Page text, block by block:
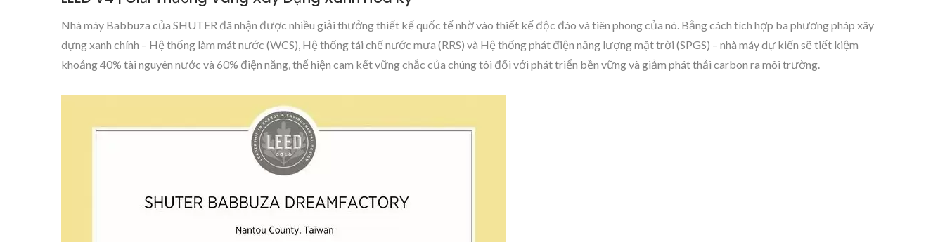
Nhà máy Babbuza của SHUTER đã nhận được nhiều giải thưởng thiết kế quốc tế nhờ vào thiết kế độc đáo và tiên phong của nó. Bằng cách tích hợp ba phương pháp xây
dựng xanh chính – Hệ thống làm mát nước (WCS), Hệ thống tái chế nước mưa (RRS) và Hệ thống phát điện năng lượng mặt trời (SPGS) – nhà máy dự kiến sẽ tiết kiệm
khoảng 40% tài nguyên nước và 60% điện năng, thể hiện cam kết vững chắc của chúng tôi đối với phát triển bền vững và giảm phát thải carbon ra môi trường.